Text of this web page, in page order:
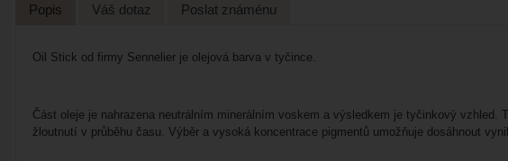
Popis Váš dotaz Poslat známénu
Oil Stick od firmy Sennelier je olejová barva v tyčince.
Část oleje je nahrazena neutrálním minerálním voskem a výsledkem je tyčinkový
žloutnutí v průběhu času. Výběr a vysoká koncentrace pigmentů umožňuje dosáhnout